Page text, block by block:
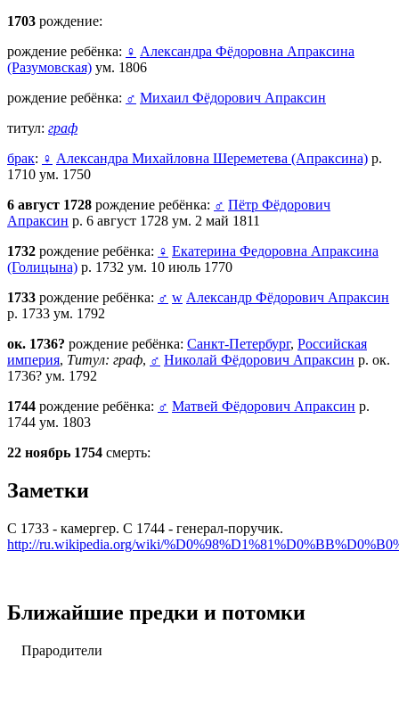
1703 рождение:
рождение ребёнка: ♀ Александра Фёдоровна Апраксина
(Разумовская) ум. 1806
рождение ребёнка: ♂ Михаил Фёдорович Апраксин
титул: граф
брак: ♀ Александра Михайловна Шереметева (Апраксина) р.
1710 ум. 1750
6 август 1728 рождение ребёнка: ♂ Пётр Фёдорович
Апраксин р. 6 август 1728 ум. 2 май 1811
1732 рождение ребёнка: ♀ Екатерина Федоровна Апраксина
(Голицына) р. 1732 ум. 10 июль 1770
1733 рождение ребёнка: ♂ w Александр Фёдорович Апраксин
р. 1733 ум. 1792
ок. 1736? рождение ребёнка: Санкт-Петербург, Российская
империя, Титул: граф, ♂ Николай Фёдорович Апраксин р. ок.
1736? ум. 1792
1744 рождение ребёнка: ♂ Матвей Фёдорович Апраксин р.
1744 ум. 1803
22 ноябрь 1754 смерть:
Заметки
С 1733 - камергер. С 1744 - генерал-поручик.
http://ru.wikipedia.org/wiki/
Ближайшие предки и потомки
Прародители